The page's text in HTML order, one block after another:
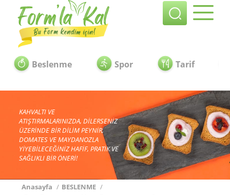
Beslenme Spor Tarif
KAHVALTI VE
ATIŞTIRMALARINIZDA, DİLERSENİZ
ÜZERİNDE BİR DİLİM PEYNİR,
DOMATES VE MAYDANOZLA
YİYEBİLECEĞİNİZ HAFİF, PRATİK VE
SAĞLIKLI BİR ÖNERİ!
Anasayfa / BESLENME /